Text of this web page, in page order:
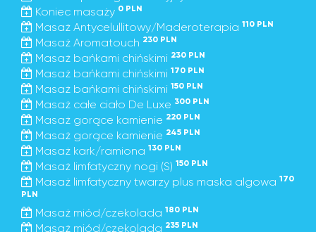
Koniec masaży 0 PLN
Masaż Antycelullitowy/Maderoterapia 110 PLN
Masaż Aromatouch 230 PLN
Masaż bańkami chińskimi 230 PLN
Masaż bańkami chińskimi 170 PLN
Masaż bańkami chińskimi 150 PLN
Masaż całe ciało De Luxe 300 PLN
Masaż gorące kamienie 220 PLN
Masaż gorące kamienie 245 PLN
Masaż kark/ramiona 130 PLN
Masaż limfatyczny nogi (S) 150 PLN
Masaż limfatyczny twarzy plus maska algowa 170
PLN
Masaż miód/czekolada 180 PLN
Masaż miód/czekolada 235 PLN